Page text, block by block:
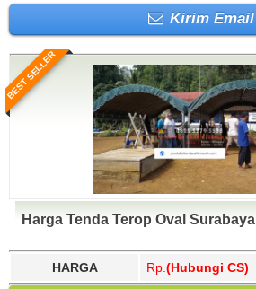
Kirim Email
BEST SELLER
Harga Tenda Terop Oval Surabaya
HARGA Rp. (Hubungi CS)